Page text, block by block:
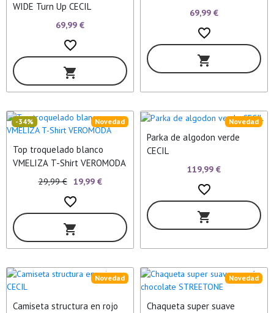
WIDE Turn Up CECIL
69,99 €
favorite_border
shopping_cart
69,99 €
favorite_border
shopping_cart
Top troquelado blanco
VMELIZA T-Shirt VEROMODA
Novedad
-34%
29,99 € 19,99 €
favorite_border
shopping_cart
Parka de algodon verde
CECIL
Novedad
119,99 €
favorite_border
shopping_cart
Camiseta structura en rojo
Novedad
Chaqueta super suave
Novedad